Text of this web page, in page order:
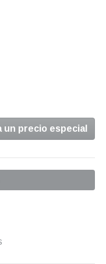
un precio especial